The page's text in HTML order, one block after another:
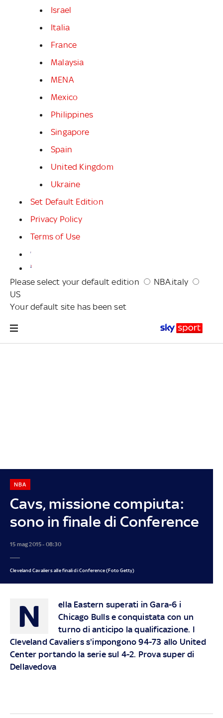
Israel
Italia
France
Malaysia
MENA
Mexico
Philippines
Singapore
Spain
United Kingdom
Ukraine
Set Default Edition
Privacy Policy
Terms of Use
Please select your default edition
NBA.italy
US
Your default site has been set
Cavs, missione compiuta:
sono in finale di Conference
NBA
15 mag 2015 - 08:30
Cleveland Cavaliers alle finali di Conference (Foto Getty)
N
ella Eastern superati in Gara-6 i
Chicago Bulls e conquistata con un
turno di anticipo la qualificazione. I
Cleveland Cavaliers s'impongono 94-73 allo United
Center portando la serie sul 4-2. Prova super di
Dellavedova